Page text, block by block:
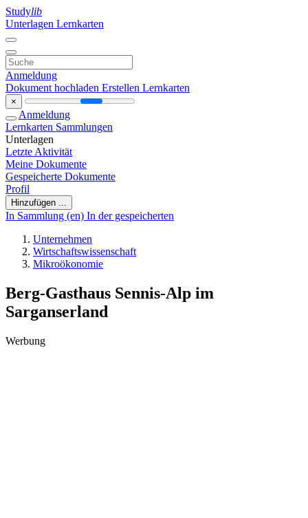
Studylib
Unterlagen Lernkarten
Anmeldung
Dokument hochladen Erstellen Lernkarten
×
Anmeldung
Lernkarten Sammlungen
Unterlagen
Letzte Aktivität
Meine Dokumente
Gespeicherte Dokumente
Profil
Hinzufügen ...
In Sammlung (en) In der gespeicherten
Unternehmen
Wirtschaftswissenschaft
Mikroökonomie
Berg-Gasthaus Sennis-Alp im
Sarganserland
Werbung